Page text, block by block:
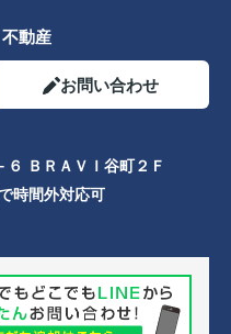
不動産
お問い合わせ
６ ＢＲＡＶＩ谷町２Ｆ
時間外対応可